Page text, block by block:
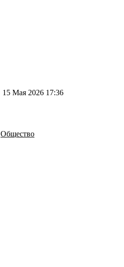
15 Мая 2026 17:36
Общество